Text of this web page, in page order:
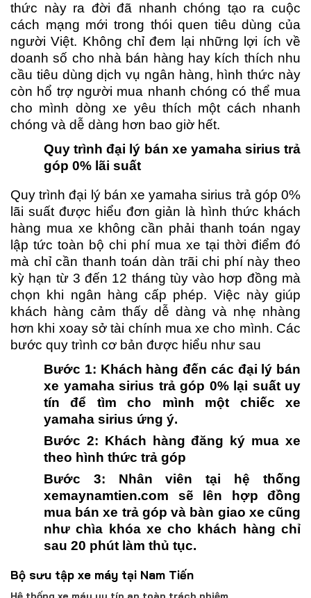
thức này ra đời đã nhanh chóng tạo ra cuộc
cách mạng mới trong thói quen tiêu dùng của
người Việt. Không chỉ đem lại những lợi ích về
doanh số cho nhà bán hàng hay kích thích nhu
cầu tiêu dùng dịch vụ ngân hàng, hình thức này
còn hổ trợ người mua nhanh chóng có thể mua
cho mình dòng xe yêu thích một cách nhanh
chóng và dễ dàng hơn bao giờ hết.
Quy trình đại lý bán xe yamaha sirius trả
góp 0% lãi suất
Quy trình đại lý bán xe yamaha sirius trả góp 0%
lãi suất được hiểu đơn giản là hình thức khách
hàng mua xe không cần phải thanh toán ngay
lập tức toàn bộ chi phí mua xe tại thời điểm đó
mà chỉ cần thanh toán dàn trãi chi phí này theo
kỳ hạn từ 3 đến 12 tháng tùy vào hơp đồng mà
chọn khi ngân hàng cấp phép. Việc này giúp
khách hàng cảm thấy dễ dàng và nhẹ nhàng
hơn khi xoay sở tài chính mua xe cho mình. Các
bước quy trình cơ bản được hiểu như sau
Bước 1: Khách hàng đến các đại lý bán
xe yamaha sirius trả góp 0% lại suất uy
tín để tìm cho mình một chiếc xe
yamaha sirius ứng ý.
Bước 2: Khách hàng đăng ký mua xe
theo hình thức trả góp
Bước 3: Nhân viên tại hệ thống
xemaynamtien.com sẽ lên hợp đồng
mua bán xe trả góp và bàn giao xe cũng
như chìa khóa xe cho khách hàng chỉ
sau 20 phút làm thủ tục.
Bộ sưu tập xe máy tại Nam Tiến